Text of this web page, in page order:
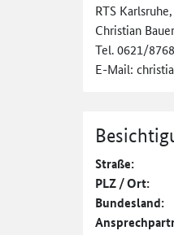
RTS
Christian Bauer
Tel. 0621/
E-Mail:
Straße:
PLZ / Ort:
Bundesland: